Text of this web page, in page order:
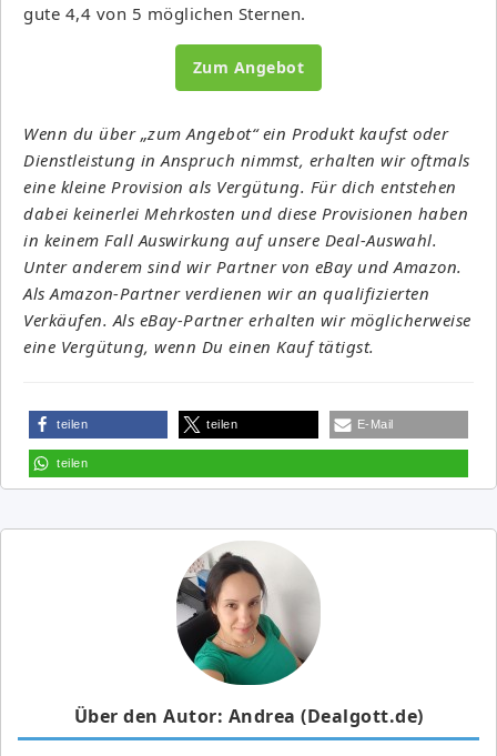
gute 4,4 von 5 möglichen Sternen.
Zum Angebot
Wenn du über „zum Angebot“ ein Produkt kaufst oder
Dienstleistung in Anspruch nimmst, erhalten wir oftmals
eine kleine Provision als Vergütung. Für dich entstehen
dabei keinerlei Mehrkosten und diese Provisionen haben
in keinem Fall Auswirkung auf unsere Deal-Auswahl.
Unter anderem sind wir Partner von eBay und Amazon.
Als Amazon-Partner verdienen wir an qualifizierten
Verkäufen. Als eBay-Partner erhalten wir möglicherweise
eine Vergütung, wenn Du einen Kauf tätigst.
teilen teilen E-Mail
teilen
Über den Autor: Andrea (Dealgott.de)